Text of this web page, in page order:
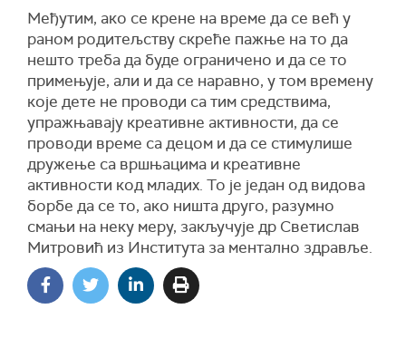
Међутим, ако се крене на време да се већ у
раном родитељству скреће пажње на то да
нешто треба да буде ограничено и да се то
примењује, али и да се наравно, у том времену
које дете не проводи са тим средствима,
упражњавају креативне активности, да се
проводи време са децом и да се стимулише
дружење са вршњацима и креативне
активности код младих. То је један од видова
борбе да се то, ако ништа друго, разумно
смањи на неку меру, закључује др Светислав
Митровић из Института за ментално здравље.